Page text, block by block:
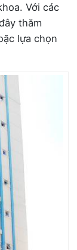
Với các
thăm
lựa chọn